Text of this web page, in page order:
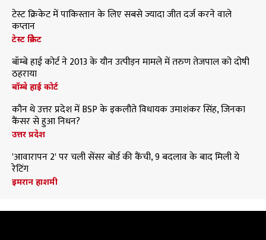
टेस्ट क्रिकेट में पाकिस्तान के लिए सबसे ज्यादा जीत दर्ज करने वाले
कप्तान
टेस्ट क्रिकेट
बॉम्बे हाई कोर्ट ने 2013 के यौन उत्पीड़न मामले में तरुण तेजपाल को दोषी
ठहराया
बॉम्बे हाई कोर्ट
कौन थे उत्तर प्रदेश में BSP के इकलौते विधायक उमाशंकर सिंह, जिनका
कैंसर से हुआ निधन?
उत्तर प्रदेश
'आवारापन 2' पर चली सेंसर बोर्ड की कैंची, 9 बदलाव के बाद मिली ये
रेटिंग
इमरान हाशमी